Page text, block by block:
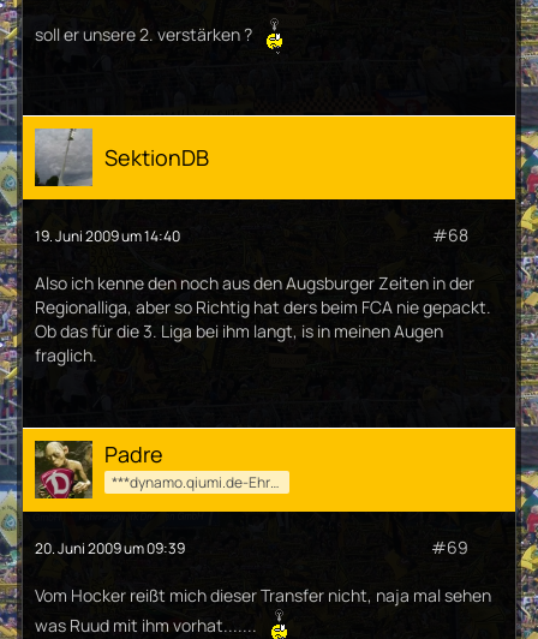
soll er unsere 2. verstärken ?
SektionDB
19. Juni 2009 um 14:40 #68
Also ich kenne den noch aus den Augsburger Zeiten in der
Regionalliga, aber so Richtig hat ders beim FCA nie gepackt.
Ob das für die 3. Liga bei ihm langt, is in meinen Augen
fraglich.
Padre
***dynamo.qiumi.de-Ehrenmod***
20. Juni 2009 um 09:39 #69
Vom Hocker reißt mich dieser Transfer nicht, naja mal sehen
was Ruud mit ihm vorhat.......